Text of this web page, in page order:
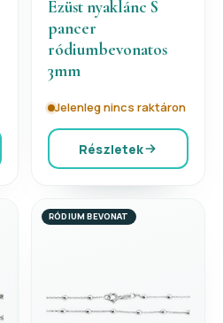
Ezüst nyaklánc S
pancer
ródiumbevonatos
3mm
Jelenleg nincs raktáron
Részletek
RÓDIUM BEVONAT